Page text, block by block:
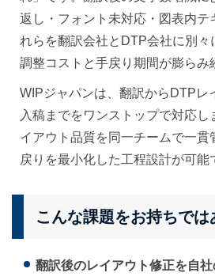
返し・フォント未対応・図表内
れらを翻訳会社とDTP会社に別々
調整コストと手戻り期間が膨らみ
WIPジャパンは、翻訳からDTPレ
入稿までをワンストップで対応し
イアウト品質を同一チームで一貫
戻りを最小化した工程設計が可能
こんな課題をお持ちで
翻訳後のレイアウト修正を自